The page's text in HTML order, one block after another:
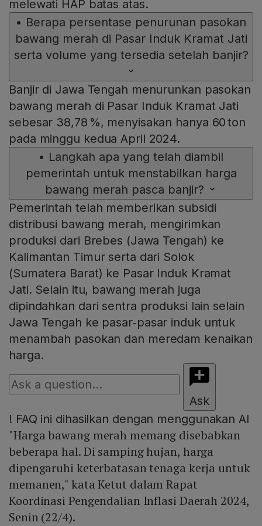
melewati HAP batas atas.
• Berapa persentase penurunan pasokan
bawang merah di Pasar Induk Kramat Jati
serta volume yang tersedia setelah banjir?
Banjir di Jawa Tengah menurunkan pasokan
bawang merah di Pasar Induk Kramat Jati
sebesar 38,78 %, menyisakan hanya 60 ton
pada minggu kedua April 2024.
• Langkah apa yang telah diambil
pemerintah untuk menstabilkan harga
bawang merah pasca banjir?
Pemerintah telah memberikan subsidi
distribusi bawang merah, mengirimkan
produksi dari Brebes (Jawa Tengah) ke
Kalimantan Timur serta dari Solok
(Sumatera Barat) ke Pasar Induk Kramat
Jati. Selain itu, bawang merah juga
dipindahkan dari sentra produksi lain selain
Jawa Tengah ke pasar‑pasar induk untuk
menambah pasokan dan meredam kenaikan
harga.
Ask
! FAQ ini dihasilkan dengan menggunakan AI
"Harga bawang merah memang disebabkan
beberapa hal. Di samping hujan, harga
dipengaruhi keterbatasan tenaga kerja untuk
memanen," kata Ketut dalam Rapat
Koordinasi Pengendalian Inflasi Daerah 2024,
Senin (22/4).